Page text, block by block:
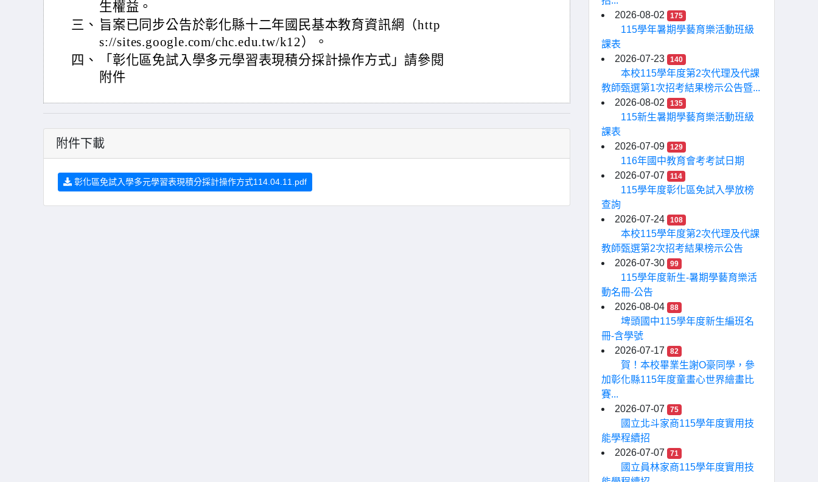
生權益。
三、 旨案已同步公告於彰化縣十二年國民基本教育資訊網（http
s://sites.google.com/chc.edu.tw/k12）。
四、
「彰化區免試入學多元學習表現積分採計操作方式」請參閱
附件
附件下載
彰化區免試入學多元學習表現積分採計操作方式114.04.11.pdf
2026-08-02
175
115學年暑期學藝育樂活動班級
課表
2026-07-23
140
本校115學年度第2次代理及代課
教師甄選第1次招考結果榜示公告暨...
2026-08-02
135
115新生暑期學藝育樂活動班級
課表
2026-07-09
129
116年國中教育會考考試日期
2026-07-07
114
115學年度彰化區免試入學放榜
查詢
2026-07-24
108
本校115學年度第2次代理及代課
教師甄選第2次招考結果榜示公告
2026-07-30
99
115學年度新生-暑期學藝育樂活
動名冊-公告
2026-08-04
88
埤頭國中115學年度新生編班名
冊-含學號
2026-07-17
82
賀！本校畢業生謝O豪同學，參
加彰化縣115年度童畫心世界繪畫比
賽...
2026-07-07
75
國立北斗家商115學年度實用技
能學程續招
2026-07-07
71
國立員林家商115學年度實用技